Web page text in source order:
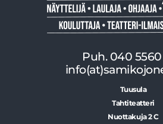
Puh. 040
Tuusula
Tahtiteatteri
Nuottakuja 2 C